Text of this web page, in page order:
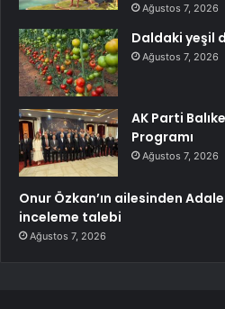
Ağustos 7, 2026
Daldaki yeşil
Ağustos 7, 2026
AK Parti
Programı
Ağustos 7, 2026
Onur Özkan’ın ailesinden
inceleme talebi
Ağustos 7, 2026